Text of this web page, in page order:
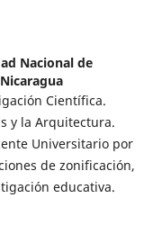
Nacional de
Científica.
y la Arquitectura.
Universitario por
de zonificación,
educativa.